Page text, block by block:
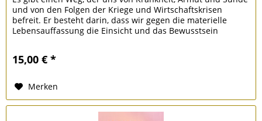
und von den Folgen der Kriege und Wirtschaftskrisen
befreit. Er besteht darin, dass wir gegen die materielle
Lebensauffassung die Einsicht und das Bewusstsein
15,00 € *
Merken